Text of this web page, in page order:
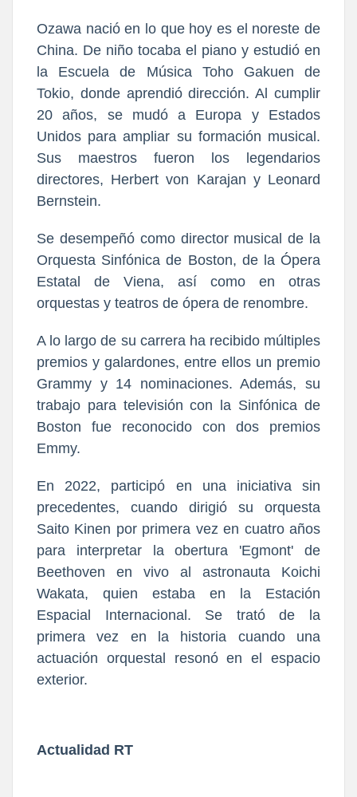
Ozawa nació en lo que hoy es el noreste de
China. De niño tocaba el piano y estudió en
la Escuela de Música Toho Gakuen de
Tokio, donde aprendió dirección. Al cumplir
20 años, se mudó a Europa y Estados
Unidos para ampliar su formación musical.
Sus maestros fueron los legendarios
directores, Herbert von Karajan y Leonard
Bernstein.
Se desempeñó como director musical de la
Orquesta Sinfónica de Boston, de la Ópera
Estatal de Viena, así como en otras
orquestas y teatros de ópera de renombre.
A lo largo de su carrera ha recibido múltiples
premios y galardones, entre ellos un premio
Grammy y 14 nominaciones. Además, su
trabajo para televisión con la Sinfónica de
Boston fue reconocido con dos premios
Emmy.
En 2022, participó en una iniciativa sin
precedentes, cuando dirigió su orquesta
Saito Kinen por primera vez en cuatro años
para interpretar la obertura 'Egmont' de
Beethoven en vivo al astronauta Koichi
Wakata, quien estaba en la Estación
Espacial Internacional. Se trató de la
primera vez en la historia cuando una
actuación orquestal resonó en el espacio
exterior.
Actualidad RT